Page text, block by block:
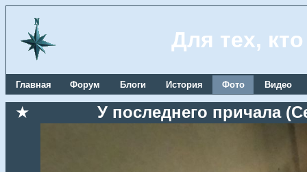
Для тех,
Главная Форум Блоги История Фото Видео
★ У последнего причала